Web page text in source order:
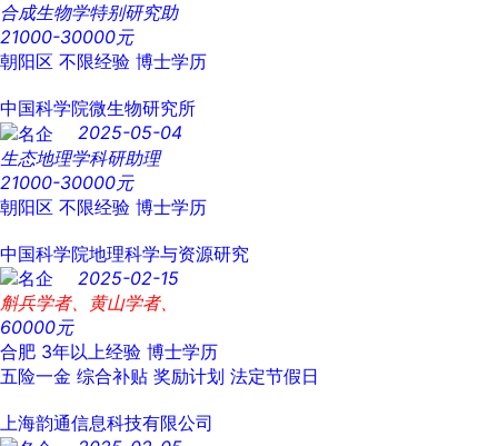
合成生物学特别研究助
21000-30000元
朝阳区 不限经验 博士学历
中国科学院微生物研究所
2025-05-04
生态地理学科研助理
21000-30000元
朝阳区 不限经验 博士学历
中国科学院地理科学与资源研究
2025-02-15
斛兵学者、黄山学者、
60000元
合肥 3年以上经验 博士学历
五险一金 综合补贴 奖励计划 法定节假日
上海韵通信息科技有限公司